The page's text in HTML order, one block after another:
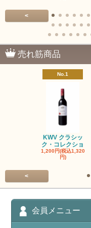
<
売れ筋商品
No.1
KWV クラシッ
ク・コレクショ
1,200円(税込1,320
円)
<
会員メニュー